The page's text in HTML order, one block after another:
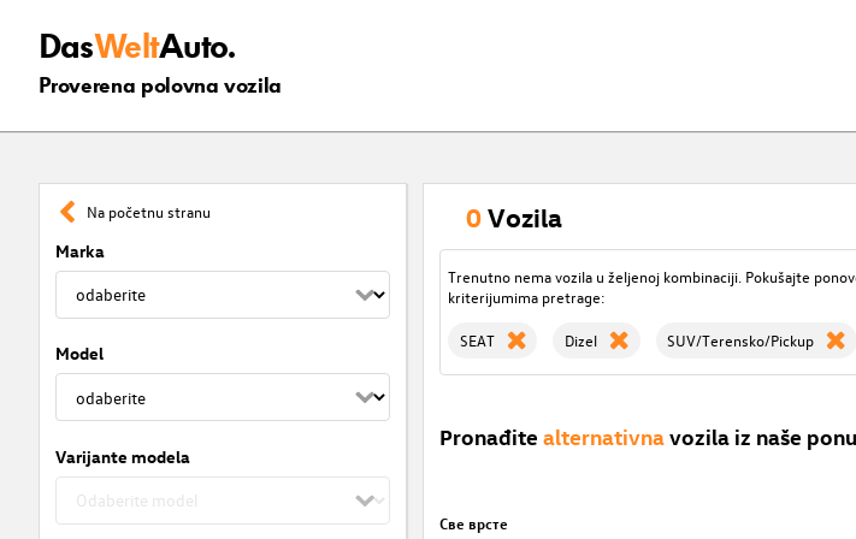
DasWeltAuto.
Proverena polovna vozila
Na početnu stranu
Marka
Model
Varijante modela
0Vozila
Trenutno nema vozila u željenoj kombinaciji. Pokušajte
kriterijumima pretrage:
SEAT Dizel SUV/Terensko/Pickup
Pronađite alternativna vozila iz naše
Све врсте